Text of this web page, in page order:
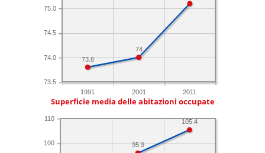
1991 2001 2011
73.5
74.0
74.5
75.0
74
73.8
Superficie media delle abitazioni occupate
100
110 105.4
95.9